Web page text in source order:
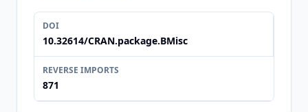
DOI
10.32614/CRAN.package.BMisc
REVERSE IMPORTS
871